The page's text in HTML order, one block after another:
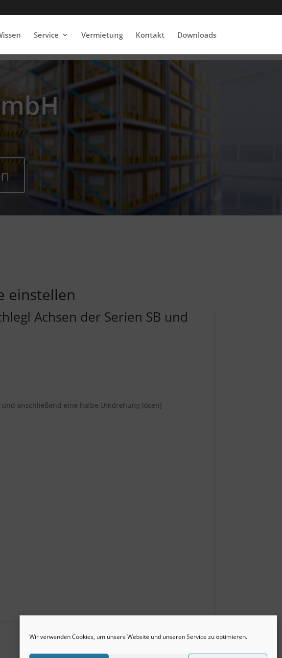
Wir verwenden Cookies, um unsere Website und unseren Service zu optimieren.
Service Vermietung Kontakt Downloads
einstellen
Achsen der Serien SB und
anschließend eine halbe Umdrehung lösen)